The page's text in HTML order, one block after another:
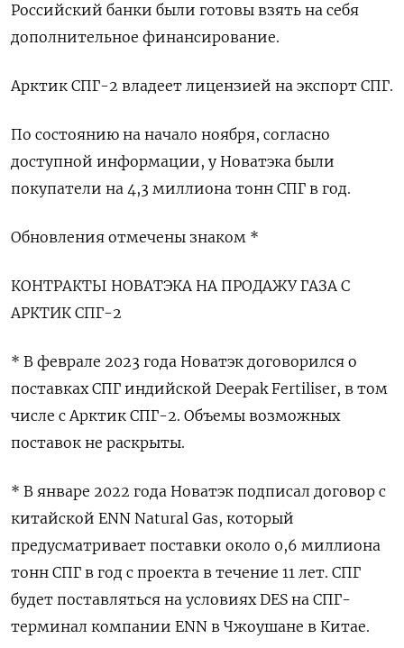
Российский банки были готовы взять на себя
дополнительное финансирование.
Арктик СПГ-2 владеет лицензией на экспорт СПГ.
По состоянию на начало ноября, согласно
доступной информации, у Новатэка были
покупатели на 4,3 миллиона тонн СПГ в год.
Обновления отмечены знаком *
КОНТРАКТЫ НОВАТЭКА НА ПРОДАЖУ ГАЗА С
АРКТИК СПГ-2
* В феврале 2023 года Новатэк договорился о
поставках СПГ индийской Deepak Fertiliser, в том
числе с Арктик СПГ-2. Объемы возможных
поставок не раскрыты.
* В январе 2022 года Новатэк подписал договор с
китайской ENN Natural Gas, который
предусматривает поставки около 0,6 миллиона
тонн СПГ в год с проекта в течение 11 лет. СПГ
будет поставляться на условиях DES на СПГ-
терминал компании ENN в Чжоушане в Китае.